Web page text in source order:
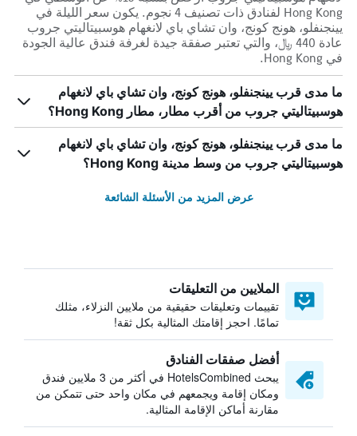
Hong Kong لفنادق ذات تصنيف 4 نجوم. يكون سعر الليلة في
يينجنفلو، هونج كونج، وان تشاي باي لانغهام هوسبيتاليتي جروب
عادة 440 ﷼، والتي تعتبر صفقة جيدة لغرفة فندق عالية الجودة
في Hong Kong.
ما مدى قرب يينجنفلو، هونج كونج، وان تشاي باي لانغهام
هوسبيتاليتي جروب من أقرب مطار، مطار Hong Kong؟
ما مدى قرب يينجنفلو، هونج كونج، وان تشاي باي لانغهام
هوسبيتاليتي جروب من وسط مدينة Hong Kong؟
عرض المزيد من الأسئلة الشائعة
الملايين من التعليقات
تقييمات وتعليقات حقيقية من ملايين النزلاء، مثلك
تمامًا. احجز إقامتك المثالية بكل ثقة!
أفضل صفقات الفنادق
يبحث HotelsCombined في أكثر من 3 ملايين فندق
ومكان إقامة ويجمعهم في مكان واحد حتى تتمكن من
مقارنة أماكن الإقامة المثالية.